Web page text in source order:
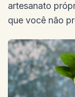
artesanato
que você não